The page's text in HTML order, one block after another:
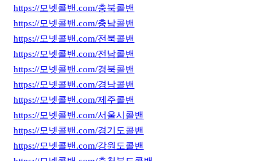
https://모넷콜밴.com/충북콜밴
https://모넷콜밴.com/충남콜밴
https://모넷콜밴.com/전북콜밴
https://모넷콜밴.com/전남콜밴
https://모넷콜밴.com/경북콜밴
https://모넷콜밴.com/경남콜밴
https://모넷콜밴.com/제주콜밴
https://모넷콜밴.com/서울시콜밴
https://모넷콜밴.com/경기도콜밴
https://모넷콜밴.com/강원도콜밴